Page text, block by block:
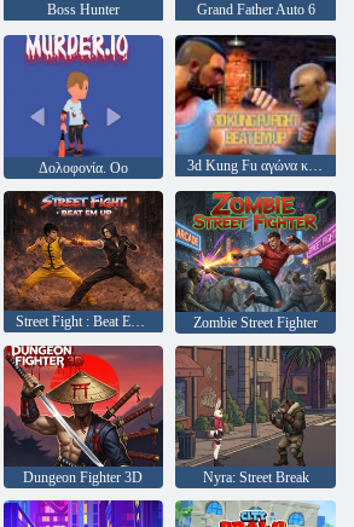
Boss Hunter Grand Father Auto 6
Δολοφονία. Οο 3d Kung Fu αγώνα κτύπησε Em Up
Street Fight : Beat Em Up Zombie Street Fighter
Dungeon Fighter 3D Nyra: Street Break